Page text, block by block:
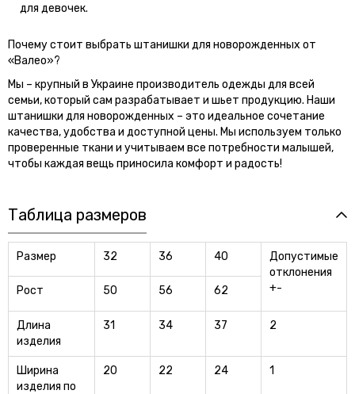
для девочек.
Почему стоит выбрать штанишки для новорожденных от
«Валео»?
Мы – крупный в Украине производитель одежды для всей
семьи, который сам разрабатывает и шьет продукцию. Наши
штанишки для новорожденных – это идеальное сочетание
качества, удобства и доступной цены. Мы используем только
проверенные ткани и учитываем все потребности малышей,
чтобы каждая вещь приносила комфорт и радость!
Таблица размеров
Размер 32 36 40
Допустимые
отклонения
+-
Рост 50 56 62
Длина
изделия
31 34 37 2
Ширина
изделия по
20 22 24 1